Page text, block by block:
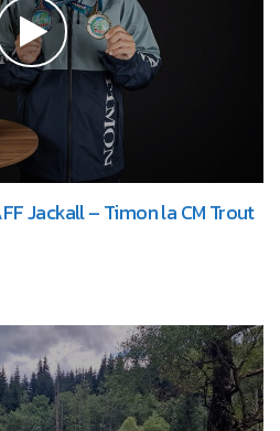
Jackall – Timon la CM Trout